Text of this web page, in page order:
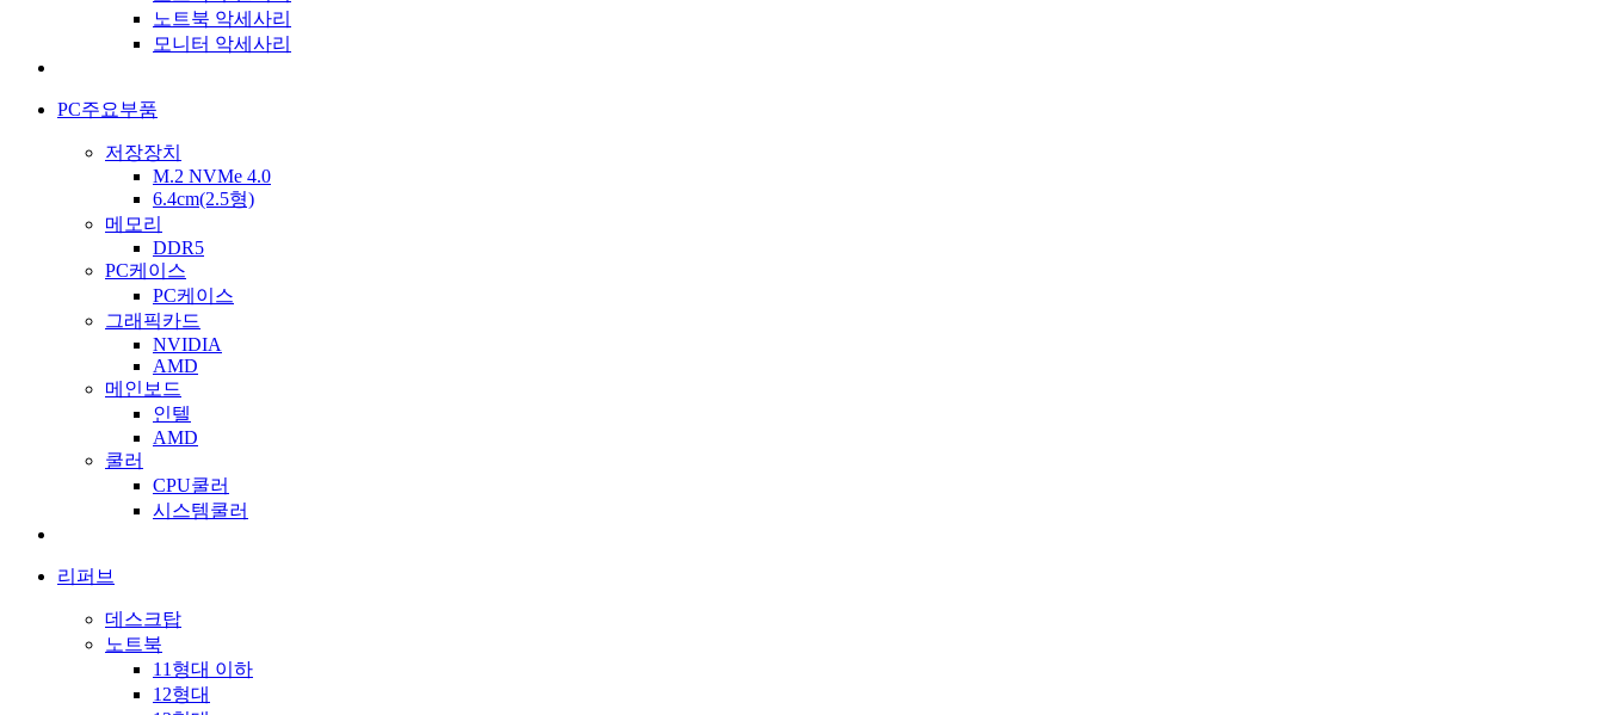
노트북 악세사리
모니터 악세사리
PC주요부품
저장장치
M.2 NVMe 4.0
6.4cm(2.5형)
메모리
DDR5
PC케이스
PC케이스
그래픽카드
NVIDIA
AMD
메인보드
인텔
AMD
쿨러
CPU쿨러
시스템쿨러
리퍼브
데스크탑
노트북
11형대 이하
12형대